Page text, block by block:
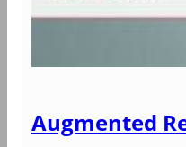
Augmented